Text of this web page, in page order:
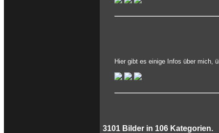
Hier gibt es einige Infos über mich,
3101 Bilder in 106 Kategorien.